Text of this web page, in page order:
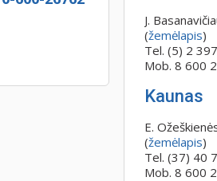
J.
(žemėlapis)
Tel. (5) 2
Mob. 8 600
Kaunas
E.
(žemėlapis)
Tel. (37) 40
Mob. 8 600